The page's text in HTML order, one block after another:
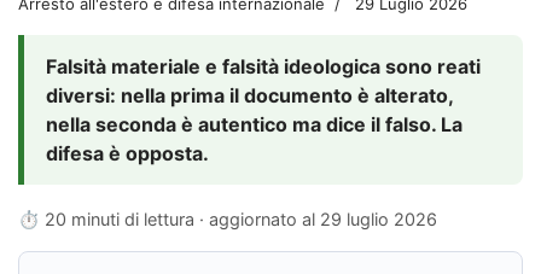
Falsità materiale e falsità ideologica sono reati
diversi: nella prima il documento è alterato,
nella seconda è autentico ma dice il falso. La
difesa è opposta.
⏱ 20 minuti di lettura · aggiornato al 29 luglio 2026